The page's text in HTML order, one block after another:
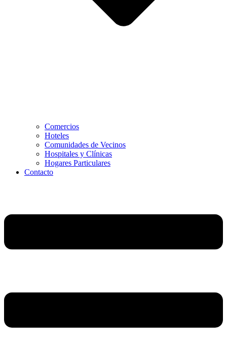
Comercios
Hoteles
Comunidades de Vecinos
Hospitales y Clínicas
Hogares Particulares
Contacto